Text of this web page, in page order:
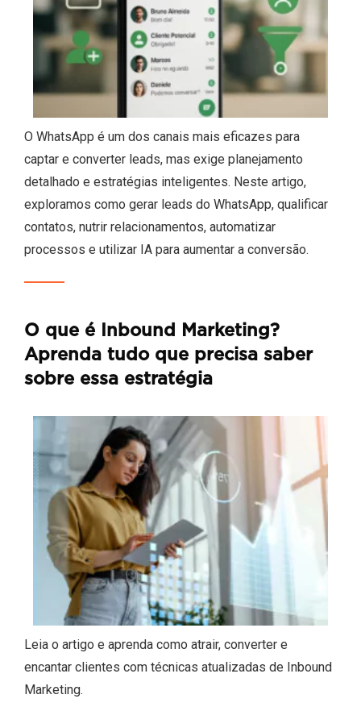
O WhatsApp é um dos canais mais eficazes para
captar e converter leads, mas exige planejamento
detalhado e estratégias inteligentes. Neste artigo,
exploramos como gerar leads do WhatsApp, qualificar
contatos, nutrir relacionamentos, automatizar
processos e utilizar IA para aumentar a conversão.
O que é Inbound Marketing?
Aprenda tudo que precisa saber
sobre essa estratégia
Leia o artigo e aprenda como atrair, converter e
encantar clientes com técnicas atualizadas de Inbound
Marketing.